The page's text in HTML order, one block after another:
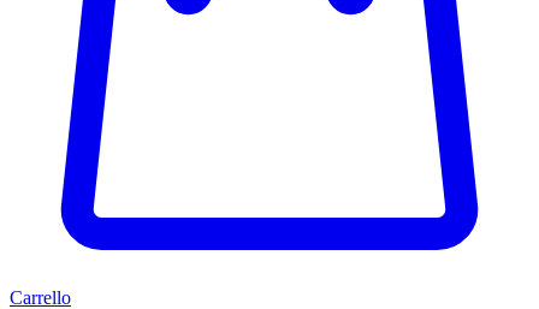
Carrello